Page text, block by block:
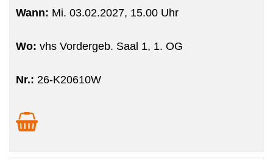
Wann: Mi. 03.02.2027, 15.00 Uhr
Wo: vhs Vordergeb. Saal 1, 1. OG
Nr.: 26-K20610W